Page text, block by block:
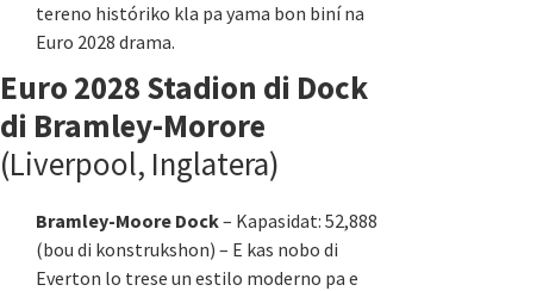
tereno históriko kla pa yama bon biní na
Euro 2028 drama.
Euro 2028 Stadion di Dock
di Bramley-Morore
(Liverpool, Inglatera)
Bramley-Moore Dock– Kapasidat: 52,888
(bou di konstrukshon) – E kas nobo di
Everton lo trese un estilo moderno pa e